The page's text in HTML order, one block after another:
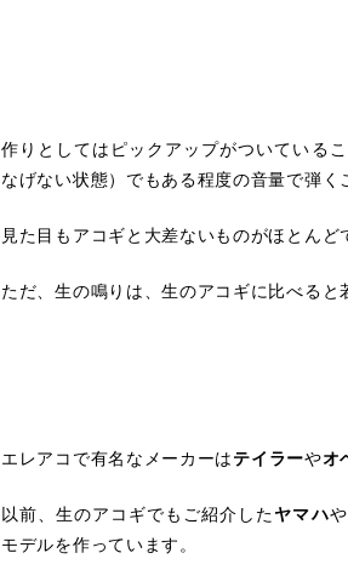
作りとしてはピックアップがついている
なげない状態）でもある程度の音量で弾く
見た目もアコギと大差ないものがほとんど
ただ、生の鳴りは、生のアコギに比べると
エレアコで有名なメーカーはテイラーやオ
以前、生のアコギでもご紹介したヤマハや
モデルを作っています。